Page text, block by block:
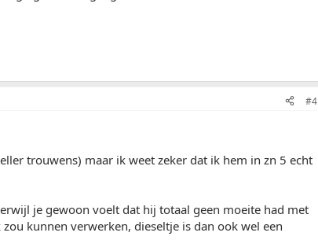
#4
trouwens) maar ik weet zeker dat ik hem in zn 5 echt
je gewoon voelt dat hij totaal geen moeite had met
kunnen verwerken, dieseltje is dan ook wel een